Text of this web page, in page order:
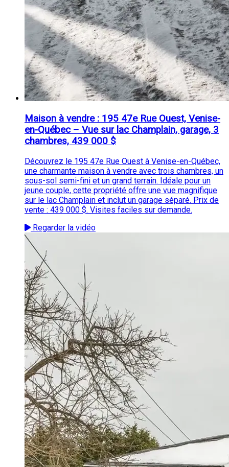
Maison à vendre : 195 47e Rue Ouest, Venise-
en-Québec – Vue sur lac Champlain, garage, 3
chambres, 439 000 $
Découvrez le 195 47e Rue Ouest à Venise-en-Québec,
une charmante maison à vendre avec trois chambres, un
sous-sol semi-fini et un grand terrain. Idéale pour un
jeune couple, cette propriété offre une vue magnifique
sur le lac Champlain et inclut un garage séparé. Prix de
vente : 439 000 $. Visites faciles sur demande.
Regarder la vidéo